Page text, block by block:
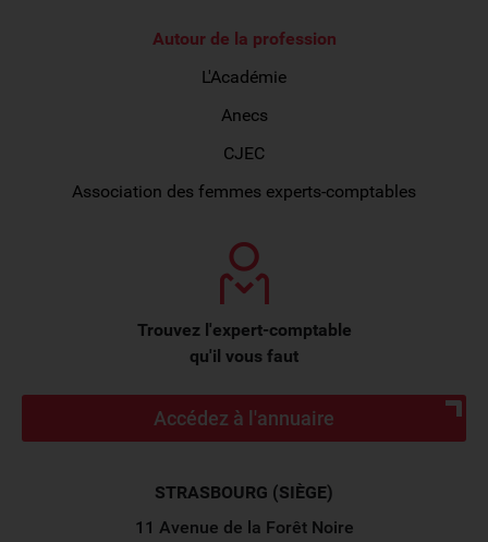
Autour de la profession
L'Académie
Anecs
CJEC
Association des femmes experts-comptables
Trouvez l'expert-comptable
qu'il vous faut
Accédez à l'annuaire
STRASBOURG (SIÈGE)
11 Avenue de la Forêt Noire